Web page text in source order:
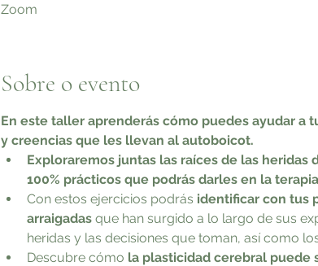
Zoom
Sobre o evento
En este taller aprenderás cómo puedes ayudar a
y creencias que les llevan al autoboicot.
Exploraremos juntas las raíces de las
100% prácticos que podrás darles en la
Con estos ejercicios podrás identificar con tus
arraigadas que han surgido a lo largo de sus
heridas y las decisiones que toman, así como
Descubre cómo la plasticidad cerebral puede